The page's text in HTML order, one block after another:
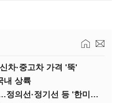
차·중고차 가격 '뚝'
내 상륙
"3국 경제 협력 강화"…정의선·정기선 등 '한미일 경제대화' 참석